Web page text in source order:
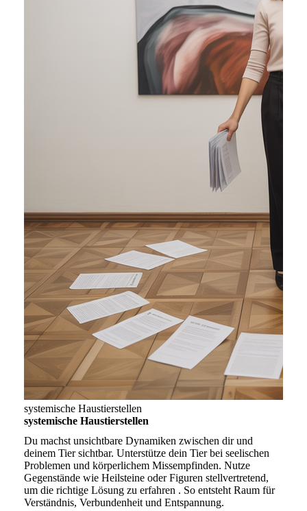
systemische Haustierstellen
systemische Haustierstellen
Du machst unsichtbare Dynamiken zwischen dir und
deinem Tier sichtbar. Unterstütze dein Tier bei seelischen
Problemen und körperlichem Missempfinden. Nutze
Gegenstände wie Heilsteine oder Figuren stellvertretend,
um die richtige Lösung zu erfahren . So entsteht Raum für
Verständnis, Verbundenheit und Entspannung.